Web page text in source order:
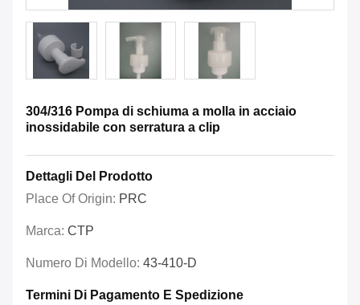
304/316 Pompa di schiuma a molla in acciaio
inossidabile con serratura a clip
Dettagli Del Prodotto
Place Of Origin: PRC
Marca: CTP
Numero Di Modello: 43-410-D
Termini Di Pagamento E Spedizione